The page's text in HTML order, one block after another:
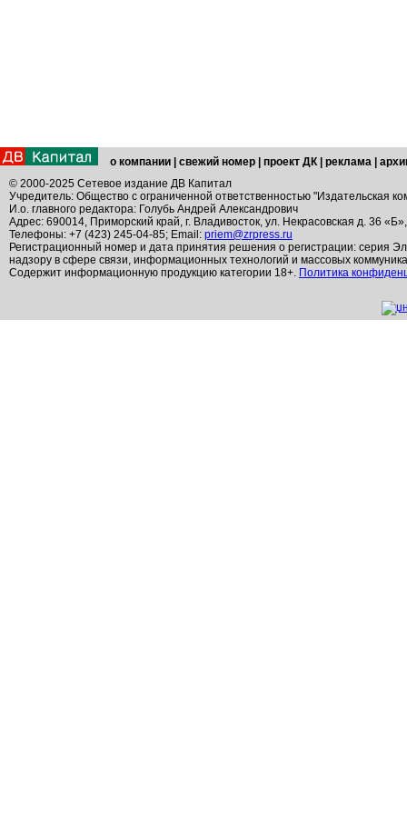
о компании свежий номер проект ДК реклама
© 2000-2025 Сетевое издание ДВ Капитал
Учредитель: Общество с ограниченной ответственностью "Издательская
И.о. главного редактора: Голубь Андрей Александрович
Адрес: 690014, Приморский край, г. Владивосток, ул. Некрасовская д. 36
Телефоны: +7 (423) 245-04-85; Email: priem@zrpress.ru
Регистрационный номер и дата принятия решения о регистрации: серия
надзору в сфере связи, информационных технологий и массовых
Содержит информационную продукцию категории 18+. Политика